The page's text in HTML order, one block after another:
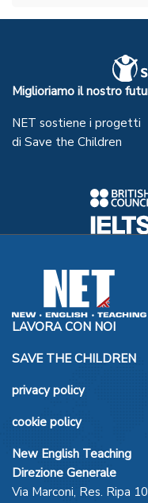
Miglioriamo il nostro
NET sostiene i progetti
di Save the Children
LAVORA CON NOI
SAVE THE CHILDREN
privacy policy
cookie policy
New English Teaching
Direzione Generale
Via Marconi, Res. Ripa